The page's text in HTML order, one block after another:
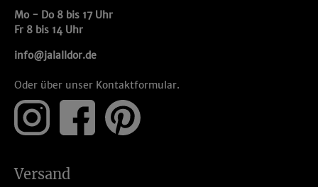
Mo - Do 8 bis 17 Uhr
Fr 8 bis 14 Uhr
info@jalalldor.de
Oder über unser Kontaktformular.
Versand